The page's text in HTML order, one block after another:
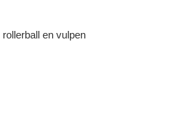
en vulpen